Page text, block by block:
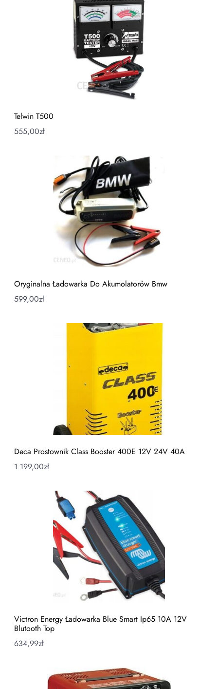
Telwin T500
555,00zł
Oryginalna Ładowarka Do Akumolatorów Bmw
599,00zł
Deca Prostownik Class Booster 400E 12V 24V 40A
1 199,00zł
Victron Energy Ładowarka Blue Smart Ip65 10A 12V
Blutooth Top
634,99zł